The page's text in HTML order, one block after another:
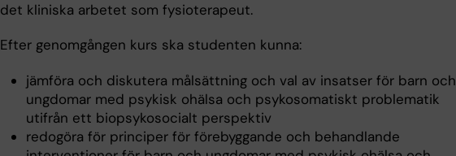
det kliniska arbetet som fysioterapeut.
Efter genomgången kurs ska studenten kunna:
jämföra och diskutera målsättning och val av insatser för barn och
ungdomar med psykisk ohälsa och psykosomatiskt problematik
utifrån ett biopsykosocialt perspektiv
redogöra för principer för förebyggande och behandlande